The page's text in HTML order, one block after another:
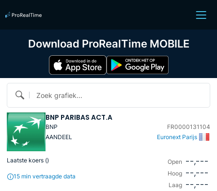
Zoek grafiek...
BNP PARIBAS ACT.A
BNP
FR0000131104
AANDEEL
Euronext Parijs
Laatste koers ()
15 min vertraagde data
Open --,---
Hoog --,---
Laag --,---
Download ProRealTime MOBILE